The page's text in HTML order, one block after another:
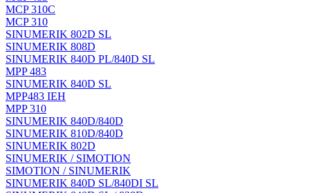
MCP 310C
MCP 310
SINUMERIK 802D SL
SINUMERIK 808D
SINUMERIK 840D PL/840D SL
MPP 483
SINUMERIK 840D SL
MPP483 IEH
MPP 310
SINUMERIK 840D/840D
SINUMERIK 810D/840D
SINUMERIK 802D
SINUMERIK / SIMOTION
SIMOTION / SINUMERIK
SINUMERIK 840D SL/840DI SL